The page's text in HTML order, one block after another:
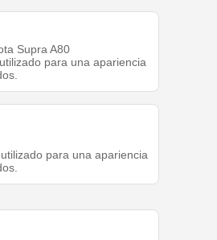
Supra A80
para una apariencia
para una apariencia